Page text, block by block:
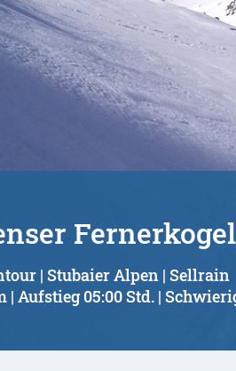
| Stubaier Alpen | Sellrain
| Aufstieg 05:00 Std. |